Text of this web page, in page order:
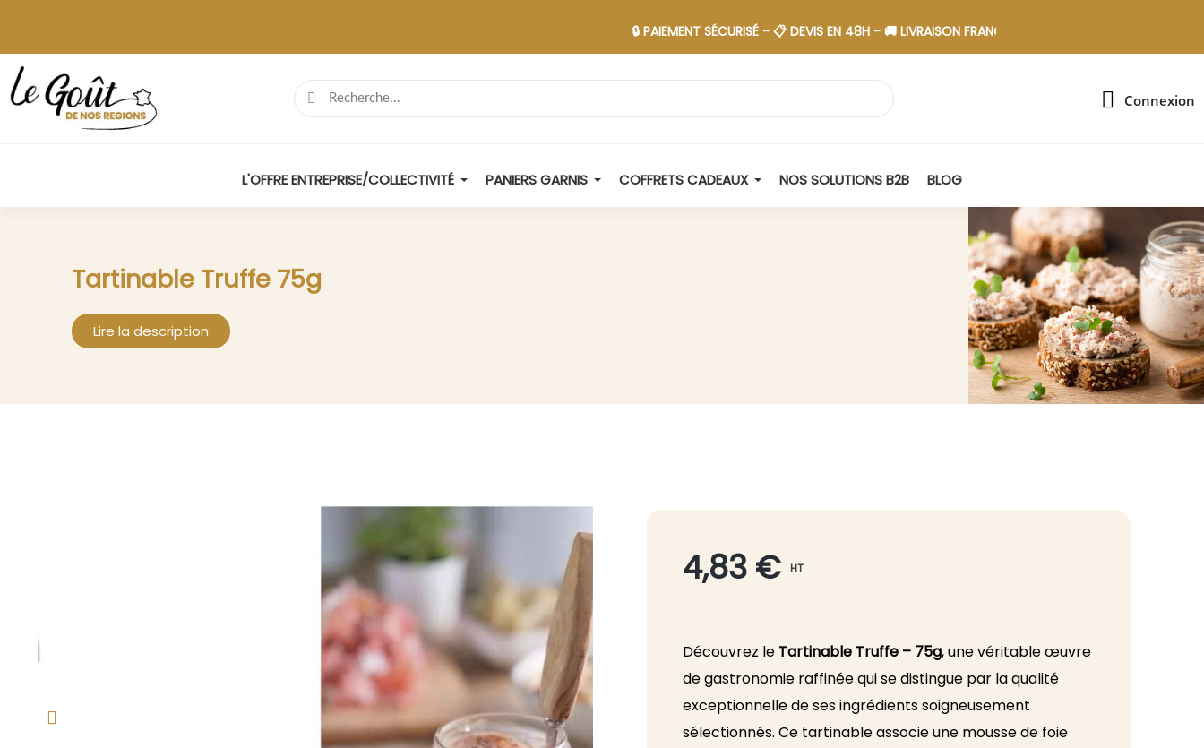
🔒 PAIEMENT SÉCURISÉ - 📋 DEVIS EN 48H - 🚚 LIVRAISON FRANCE - 🎁 ASSEMBLAGE EN ESAT
Connexion
L'OFFRE ENTREPRISE/COLLECTIVITÉ PANIERS GARNIS COFFRETS CADEAUX NOS SOLUTIONS B2B BLOG
Tartinable Truffe 75g
Lire la description
4,83 € HT
Découvrez le Tartinable Truffe – 75g, une véritable œuvre
de gastronomie raffinée qui se distingue par la qualité
exceptionnelle de ses ingrédients soigneusement
sélectionnés. Ce tartinable associe une mousse de foie